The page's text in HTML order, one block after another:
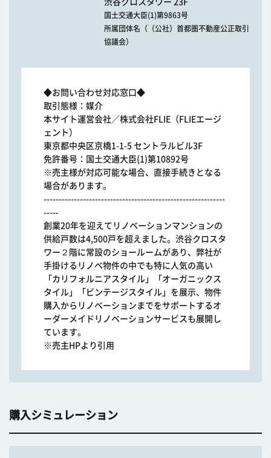
渋谷クロスタワー 23F
国土交通大臣(1)第9863号
所属団体名（（公社）首都圏不動産公正取引
協議会）
◆お問い合わせ対応窓口◆
取引態様：媒介
本サイト運営会社／株式会社FLIE（FLIEエージ
ェント）
東京都中央区京橋1-1-5 セントラルビル3F
免許番号：国土交通大臣(1)第10892号
※売主様が対応可能な場合、直接手続きとなる
場合があります。
------------------------------------------------------------
-----
創業20年を迎えてリノベーションマンションの
供給戸数は4,500戸を超えました。渋谷クロスタ
ワー２階に常設のショールームがあり、弊社が
手掛けるリノベ物件の中でも特に人気の高い
「カリフォルニアスタイル」「オーガニックス
タイル」「ビンテージスタイル」を展示、物件
購入からリノベーションまでをサポートするオ
ーダーメイドリノベーションサービスも展開し
ています。
※売主HPより引用
購入シミュレーション